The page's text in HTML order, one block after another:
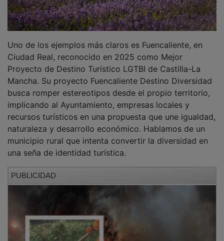
Ciudad Real, reconocido en 2025 como Mejor
Proyecto de Destino Turístico LGTBI de Castilla-La
Mancha. Su proyecto Fuencaliente Destino Diversidad
busca romper estereotipos desde el propio territorio,
implicando al Ayuntamiento, empresas locales y
recursos turísticos en una propuesta que une igualdad,
naturaleza y desarrollo económico. Hablamos de un
municipio rural que intenta convertir la diversidad en
una seña de identidad turística.